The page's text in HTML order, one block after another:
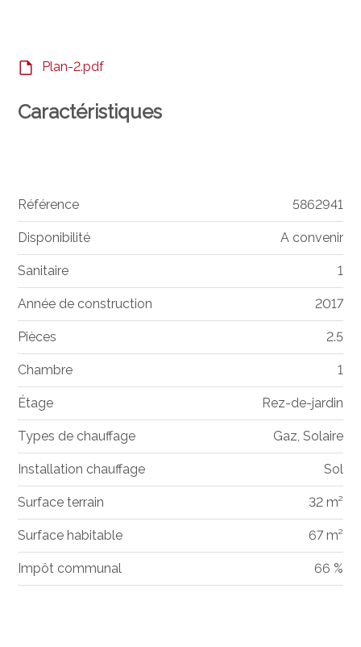
Plan-2.pdf
Caractéristiques
Référence 5862941
Disponibilité A convenir
Sanitaire 1
Année de construction 2017
Pièces 2.5
Chambre 1
Étage Rez-de-jardin
Types de chauffage Gaz, Solaire
Installation chauffage Sol
Surface terrain 32 m²
Surface habitable 67 m²
Impôt communal 66 %